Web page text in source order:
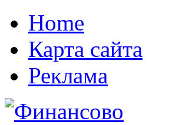
Home
Карта сайта
Реклама